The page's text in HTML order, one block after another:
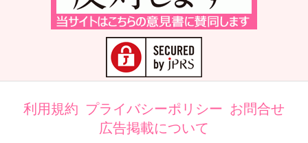
利用規約 プライバシーポリシー お問合せ
広告掲載について